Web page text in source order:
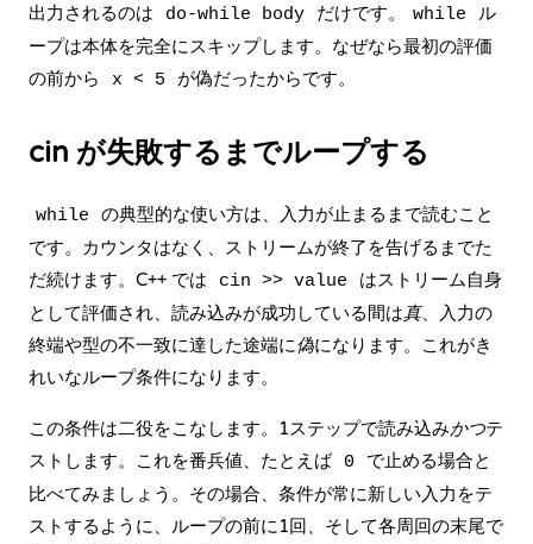
出力されるのは do-while body だけです。 while
ル
ープは本体を完全にスキップします。なぜなら最初の評価
の前から
x < 5 が偽だったからです。
cin が失敗するまでループする
while
の典型的な使い方は、入力が止まるまで読むこと
です。カウンタはなく、ストリームが終了を告げるまでた
だ続けます。C++ では
cin >> value はストリーム自身
として評価され、読み込みが成功している間は真、入力の
終端や型の不一致に達した途端に偽になります。これがき
れいなループ条件になります。
この条件は二役をこなします。1ステップで読み込みかつテ
ストします。これを番兵値、たとえば 0
で止める場合と
比べてみましょう。その場合、条件が常に新しい入力をテ
ストするように、ループの前に1回、そして各周回の末尾で